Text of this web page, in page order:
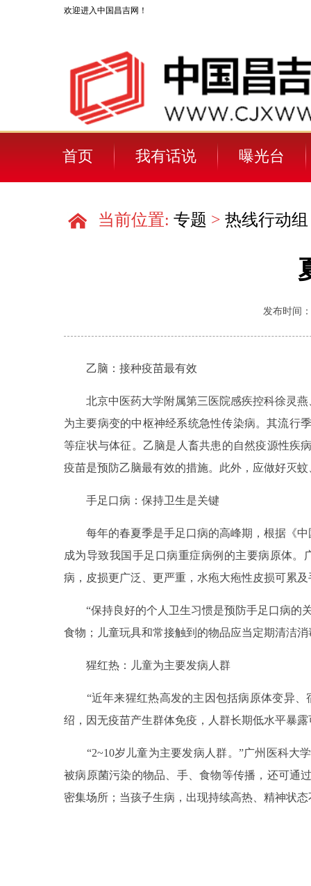
欢迎进入中国昌吉网！
首页 我有话说 曝光台
当前位置: 专题 > 热线行动组
发布时间
乙脑：接种疫苗最有效
北京中医药大学附属第三医院感疾控科徐灵燕
为主要病变的中枢神经系统急性传染病。其流行
等症状与体征。乙脑是人畜共患的自然疫源性疾
疫苗是预防乙脑最有效的措施。此外，应做好灭
手足口病：保持卫生是关键
每年的春夏季是手足口病的高峰期，根据《中
成为导致我国手足口病重症病例的主要病原体
病，皮损更广泛、更严重，水疱大疱性皮损可累
“保持良好的个人卫生习惯是预防手足口病的关
食物；儿童玩具和常接触到的物品应当定期清洁
猩红热：儿童为主要发病人群
“近年来猩红热高发的主因包括病原体变异、
绍，因无疫苗产生群体免疫，人群长期低水平暴
“2~10岁儿童为主要发病人群。”广州医科大
被病原菌污染的物品、手、食物等传播，还可通
密集场所；当孩子生病，出现持续高热、精神状